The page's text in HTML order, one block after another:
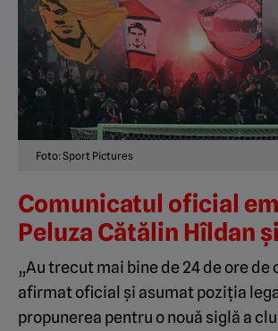
Foto: Sport Pictures
Comunicatul oficial
Peluza Cătălin Hîldan și
„Au trecut mai bine de 24 de ore de
afirmat oficial și asumat poziția
propunerea pentru o nouă siglă a